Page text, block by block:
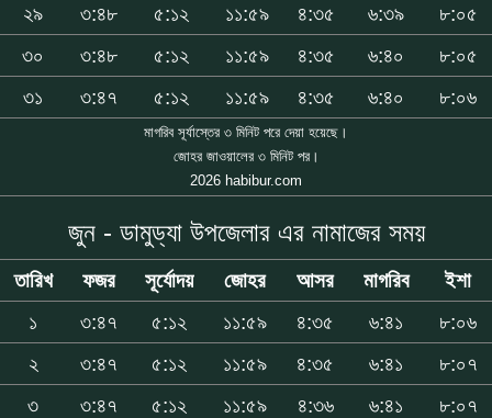
২৯
৩:৪৮ ৫:১২ ১১:৫৯ ৪:৩৫ ৬:৩৯
৮:০৫
৩০
৩:৪৮ ৫:১২ ১১:৫৯ ৪:৩৫ ৬:৪০
৮:০৫
৩১
৩:৪৭ ৫:১২ ১১:৫৯ ৪:৩৫ ৬:৪০ ৮:০৬
মাগরিব সূর্যাস্তের ৩ মিনিট পরে দেয়া হয়েছে।
জোহর জাওয়ালের ৩ মিনিট পর।
2026 habibur.com
জুন - ডামুড্যা উপজেলার এর নামাজের সময়
তারিখ ফজর সূর্যোদয় জোহর আসর মাগরিব
ইশা
১
৩:৪৭ ৫:১২ ১১:৫৯ ৪:৩৫ ৬:৪১
৮:০৬
২
৩:৪৭ ৫:১২ ১১:৫৯ ৪:৩৫ ৬:৪১
৮:০৭
৩
৩:৪৭ ৫:১২ ১১:৫৯ ৪:৩৬ ৬:৪১
৮:০৭